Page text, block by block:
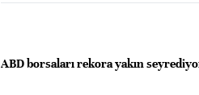
ABD borsaları rekora yakın